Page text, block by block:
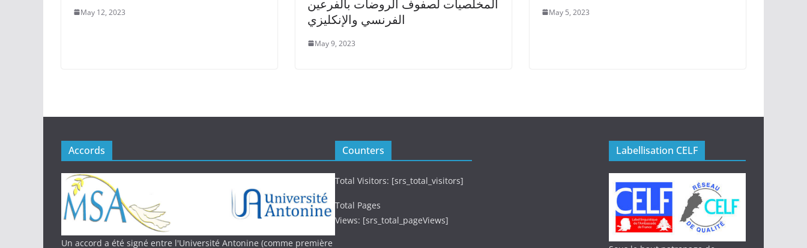
May 12, 2023
المخلصيات لصفوف الروضات بالفرعين
الفرنسي والإنكليزي
May 9, 2023
May 5, 2023
Accords
Un accord a été signé entre l'Université Antonine (comme première
Counters
Total Visitors: [srs_total_visitors]
Total Pages
Views: [srs_total_pageViews]
Labellisation CELF